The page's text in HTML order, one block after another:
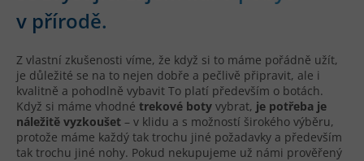
v přírodě.
Z vlastní zkušenosti víme, že když si to máme pořádně užít,
je důležité se na to nejen dobře a pečlivě připravit, ale i
kvalitně a pohodlně vybavit To platí především o botách.
Když si máme vhodné trekové boty vybrat, je potřeba je
náležitě vyzkoušet – v klidu a s možností širokého výběru,
protože máme každý tak trochu jiné požadavky a především
tak trochu jiné nohy. Pokud nekupujeme už námi prověřený